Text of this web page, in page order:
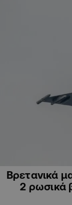
Βρετανικά
2 ρωσικά